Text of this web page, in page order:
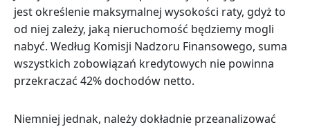
jest określenie maksymalnej wysokości raty, gdyż to
od niej zależy, jaką nieruchomość będziemy mogli
nabyć. Według Komisji Nadzoru Finansowego, suma
wszystkich zobowiązań kredytowych nie powinna
przekraczać 42% dochodów netto.
Niemniej jednak, należy dokładnie przeanalizować